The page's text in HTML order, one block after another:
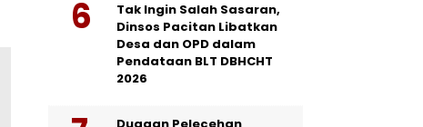
Tak Ingin Salah Sasaran,
Dinsos Pacitan Libatkan
Desa dan OPD dalam
Pendataan BLT DBHCHT
2026